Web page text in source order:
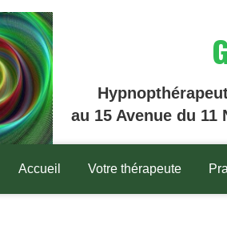
au 15 Avenue du 11
Accueil Votre thérapeute